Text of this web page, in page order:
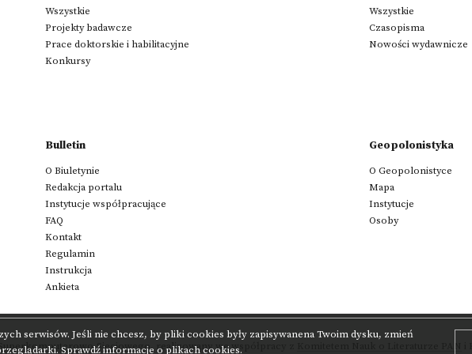
serwisów. Jeśli nie chcesz, by pliki cookies były zapisywanena Twoim dysku, zmień
Sprawdź informacje o plikach cookies.
Wszystkie
Projekty badawcze
Prace doktorskie i habilitacyjne
Konkursy
Wszystkie
Czasopisma
Nowości wydawnicze
Bulletin
O Biuletynie
Redakcja portalu
Instytucje współpracujące
FAQ
Kontakt
Regulamin
Instrukcja
Ankieta
Geopolonistyka
O Geopolonistyce
Mapa
Instytucje
Osoby
Sieciowego,realizowany we współpracy z i